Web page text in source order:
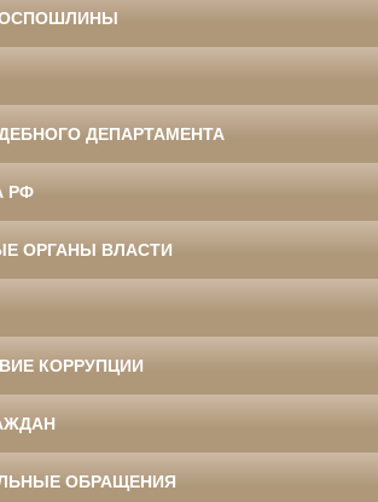
ДЕПАРТАМЕНТА
РФ
ОРГАНЫ ВЛАСТИ
КОРРУПЦИИ
ОБРАЩЕНИЯ